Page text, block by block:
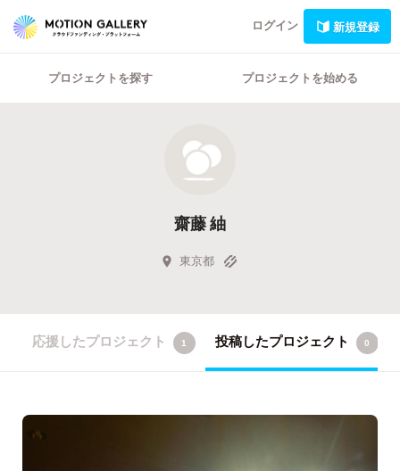
ログイン 新規登録
プロジェクトを探す プロジェクトを始める
齋藤 紬
東京都
応援したプロジェクト 1 投稿したプロジェクト 0